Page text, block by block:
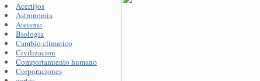
Acertijos
Astronomia
Ateismo
Biologia
Cambio climatico
Civilizacion
Comportamiento humano
Corporaciones